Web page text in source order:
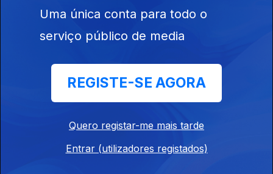
José Candeias - 1ª Hora
Conversa com os ouvintes
Uma única conta para todo o
serviço público de media
REGISTE-SE AGORA
Quero registar-me mais tarde
Entrar (utilizadores registados)